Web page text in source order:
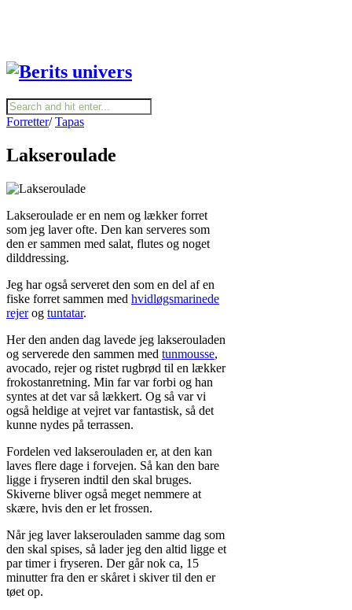
Forretter/ Tapas
Lakseroulade
Lakseroulade er en nem og lækker forret
som jeg laver ofte. Den kan serveres som
den er sammen med salat, flutes og noget
dilddressing.
Jeg har også serveret den som en del af en
fiske forret sammen med hvidløgsmarinede
rejerog tuntatar.
Her den anden dag lavede jeg lakserouladen
og serverede den sammen med tunmousse,
avocado, rejer og ristet rugbrød til en lækker
frokostanretning. Min far var forbi og han
syntes at det var så lækkert. Og så var vi
også heldige at vejret var fantastisk, så det
kunne nydes på terrassen.
Fordelen ved lakserouladen er, at den kan
laves flere dage i forvejen. Så kan den bare
ligge i fryseren indtil den skal bruges.
Skiverne bliver også meget nemmere at
skære, hvis den er let frossen.
Når jeg laver lakserouladen samme dag som
den skal spises, så lader jeg den altid ligge et
par timer i fryseren. Der går nok ca, 15
minutter fra den er skåret i skiver til den er
tøet op.